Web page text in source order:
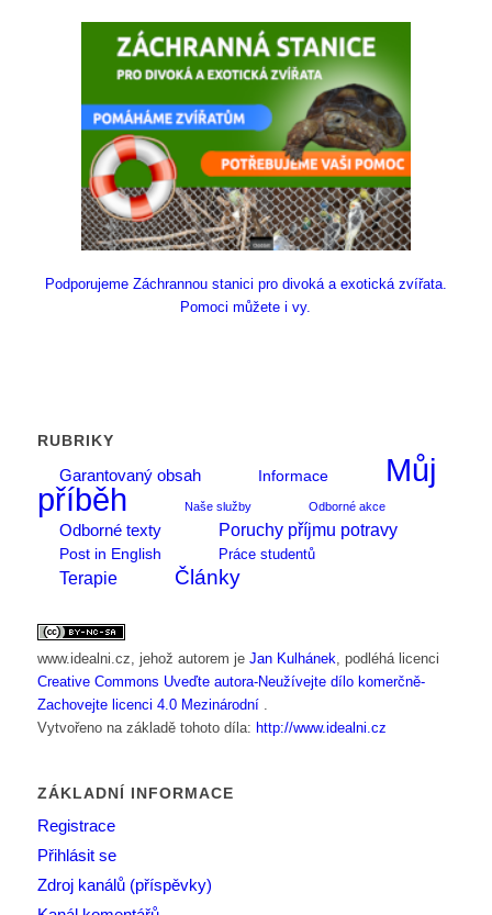
Podporujeme Záchrannou stanici pro divoká a exotická zvířata.
Pomoci můžete i vy.
RUBRIKY
Garantovaný obsah
Informace
Můj
příběh
Naše služby Odborné akce
Odborné texty Poruchy příjmu potravy
Post in English Práce studentů
Terapie Články
www.idealni.cz , jehož autorem je Jan Kulhánek , podléhá licenci
Creative Commons Uveďte autora-Neužívejte dílo komerčně-
Zachovejte licenci 4.0 Mezinárodní
Vytvořeno na základě tohoto díla: http://www.idealni.cz
ZÁKLADNÍ INFORMACE
Registrace
Přihlásit se
Zdroj kanálů (příspěvky)